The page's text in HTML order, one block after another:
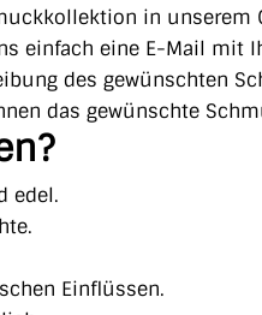
in unserem
einfach eine E-Mail mit
des gewünschten
das gewünschte
edel.
Einflüssen.